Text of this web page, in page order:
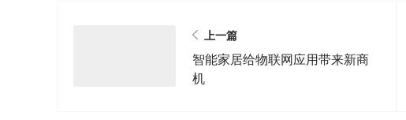
上一篇
智能家居给物联网应用带来新商
机